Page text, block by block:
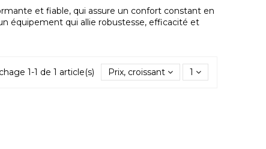
et fiable, qui assure un confort constant en
équipement qui allie robustesse, efficacité et
1-1 de 1 article(s) Prix, croissant 1